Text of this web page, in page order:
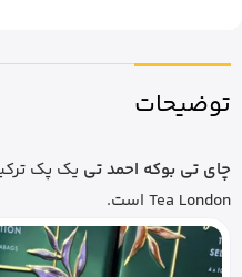
توضیحات
چای تی بوکه احمد تی
Tea London است.